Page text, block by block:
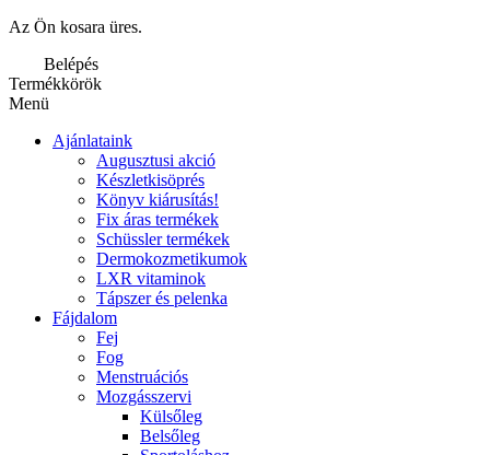
Az Ön kosara üres.
Belépés
Termékkörök
Menü
Ajánlataink
Augusztusi akció
Készletkisöprés
Könyv kiárusítás!
Fix áras termékek
Schüssler termékek
Dermokozmetikumok
LXR vitaminok
Tápszer és pelenka
Fájdalom
Fej
Fog
Menstruációs
Mozgásszervi
Külsőleg
Belsőleg